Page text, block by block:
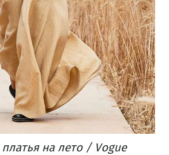
на лето / Vogue